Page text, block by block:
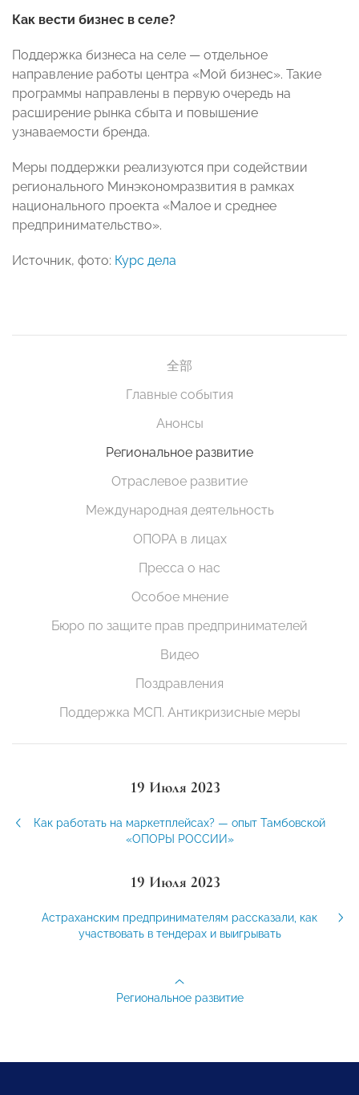
Как вести бизнес в селе?
Поддержка бизнеса на селе — отдельное
направление работы центра «Мой бизнес». Такие
программы направлены в первую очередь на
расширение рынка сбыта и повышение
узнаваемости бренда.
Меры поддержки реализуются при содействии
регионального Минэкономразвития в рамках
национального проекта «Малое и среднее
предпринимательство».
Источник, фото: Курс дела
全部
Главные события
Анонсы
Региональное развитие
Отраслевое развитие
Международная деятельность
ОПОРА в лицах
Пресса о нас
Особое мнение
Бюро по защите прав предпринимателей
Видео
Поздравления
Поддержка МСП. Антикризисные меры
19 Июля 2023
Как работать на маркетплейсах? — опыт Тамбовской
«ОПОРЫ РОССИИ»
19 Июля 2023
Астраханским предпринимателям рассказали, как
участвовать в тендерах и выигрывать
Региональное развитие